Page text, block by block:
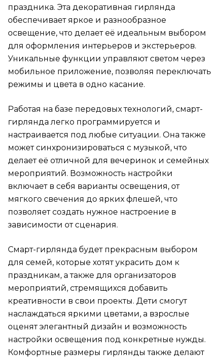
праздника. Эта декоративная гирлянда
обеспечивает яркое и разнообразное
освещение, что делает её идеальным выбором
для оформления интерьеров и экстерьеров.
Уникальные функции управляют светом через
мобильное приложение, позволяя переключать
режимы и цвета в одно касание.
Работая на базе передовых технологий, смарт-
гирлянда легко программируется и
настраивается под любые ситуации. Она также
может синхронизироваться с музыкой, что
делает её отличной для вечеринок и семейных
мероприятий. Возможность настройки
включает в себя варианты освещения, от
мягкого свечения до ярких флешей, что
позволяет создать нужное настроение в
зависимости от сценария.
Смарт-гирлянда будет прекрасным выбором
для семей, которые хотят украсить дом к
праздникам, а также для организаторов
мероприятий, стремящихся добавить
креативности в свои проекты. Дети смогут
наслаждаться яркими цветами, а взрослые
оценят элегантный дизайн и возможность
настройки освещения под конкретные нужды.
Комфортные размеры гирлянды также делают